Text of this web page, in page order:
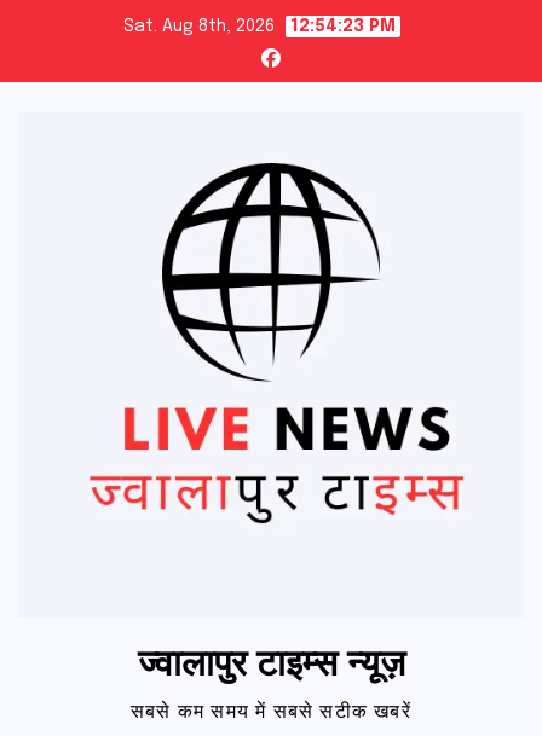
content
Sat. Aug 8th, 2026 12:54:24 PM
ज्वालापुर टाइम्स न्यूज़
सबसे कम समय में सबसे सटीक खबरें